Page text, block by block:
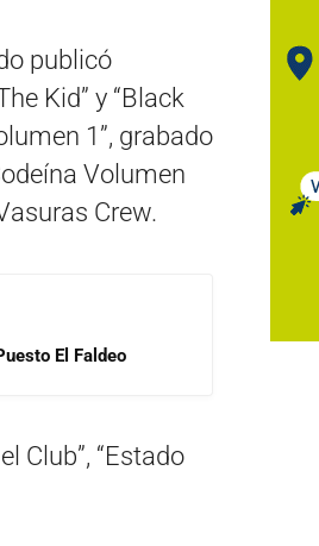
publicó
Kid” y “Black
1”, grabado
Volumen
Crew.
El Faldeo
Club”, “Estado